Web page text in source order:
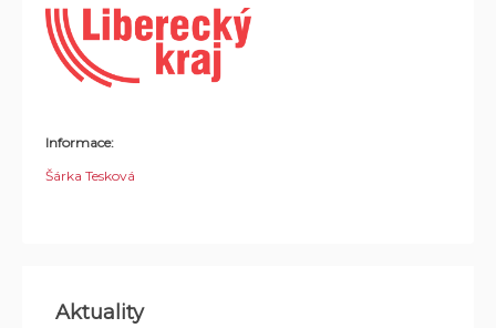
Informace:
Šárka Tesková
Aktuality